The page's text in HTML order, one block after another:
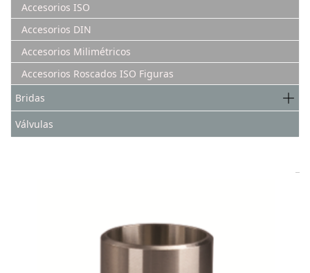
Accesorios ISO
Accesorios DIN
Accesorios Milimétricos
Accesorios Roscados ISO Figuras
Bridas
Válvulas